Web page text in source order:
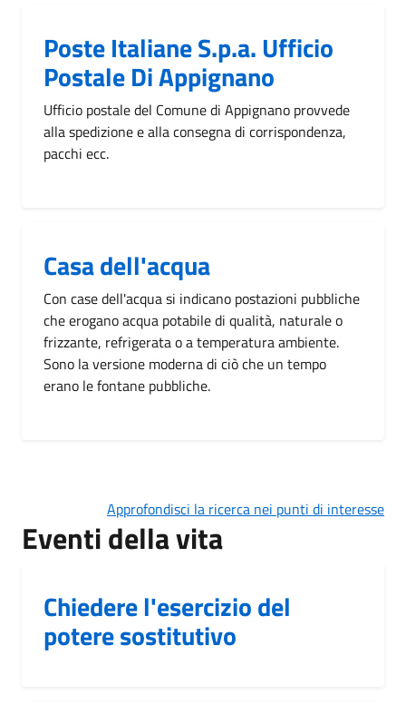
Poste Italiane S.p.a. Ufficio
Postale Di Appignano
Ufficio postale del Comune di Appignano provvede
alla spedizione e alla consegna di corrispondenza,
pacchi ecc.
Casa dell'acqua
Con case dell'acqua si indicano postazioni pubbliche
che erogano acqua potabile di qualità, naturale o
frizzante, refrigerata o a temperatura ambiente.
Sono la versione moderna di ciò che un tempo
erano le fontane pubbliche.
Approfondisci la ricerca nei punti di interesse
Eventi della vita
Chiedere l'esercizio del
potere sostitutivo